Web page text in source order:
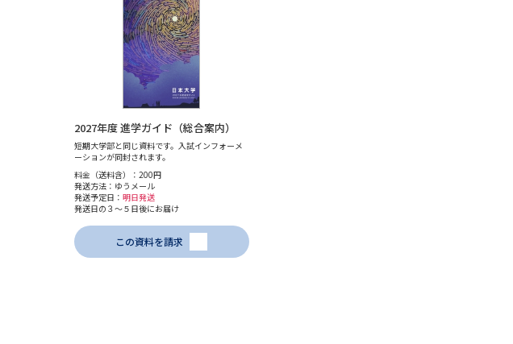
2027年度 進学ガイド（総合案内）
短期大学部と同じ資料です。入試インフォーメ
ーションが同封されます。
料金（送料含）：200円
発送方法：ゆうメール
発送予定日： 明日発送
発送日の３～５日後にお届け
この資料を請求